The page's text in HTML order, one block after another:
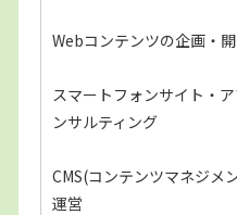
Webコンテンツの企画・
スマートフォンサイト・
ンサルティング
CMS(コンテンツマネジメ
運営